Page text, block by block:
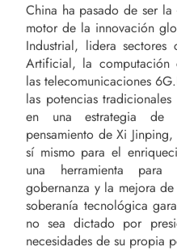
China ha pasado de ser
motor de la innovación
Industrial, lidera
Artificial, la
las telecomunicaciones
las potencias
en una estrategia de
pensamiento de Xi
sí mismo para el
una herramienta
gobernanza y la mejora
soberanía tecnológica
no sea dictado por
necesidades de su propia